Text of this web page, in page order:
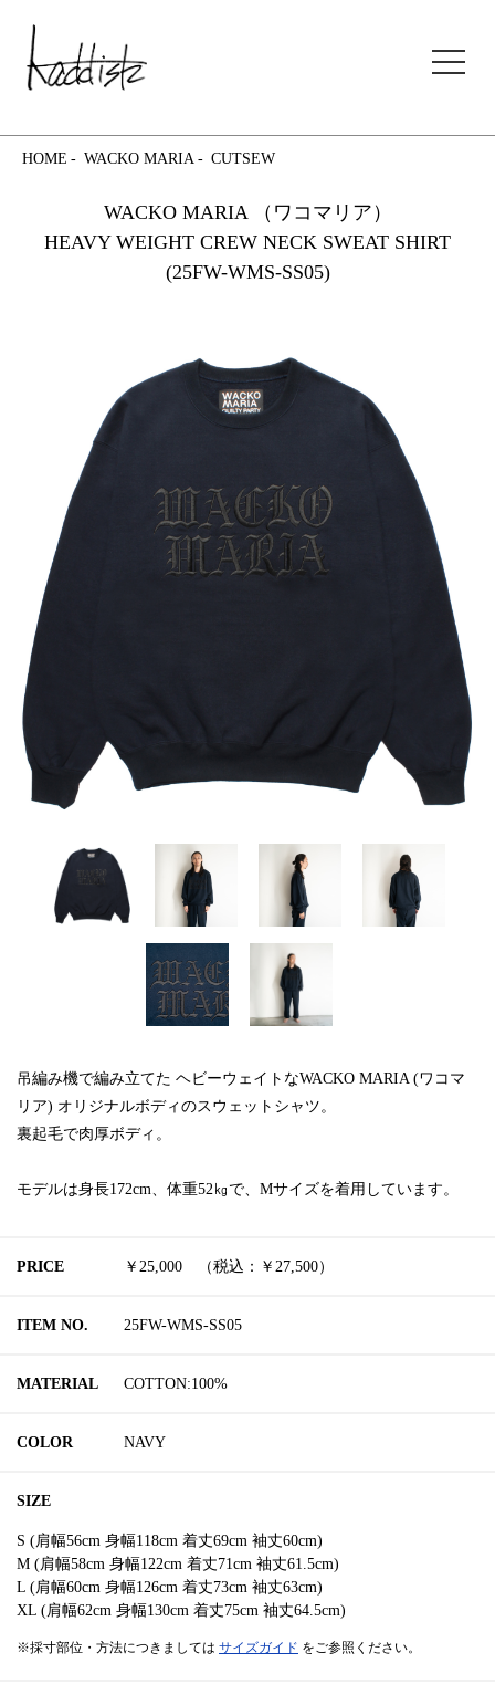
kaddish development store
HOME WACKO MARIA CUTSEW
WACKO MARIA （ワコマリア）
HEAVY WEIGHT CREW NECK SWEAT SHIRT
(25FW-WMS-SS05)
吊編み機で編み立てた ヘビーウェイトなWACKO MARIA (ワコマ
リア) オリジナルボディのスウェットシャツ。
裏起毛で肉厚ボディ。
モデルは身長172cm、体重52㎏で、Mサイズを着用しています。
PRICE ￥25,000 （税込：￥27,500）
ITEM NO. 25FW-WMS-SS05
MATERIAL COTTON:100%
COLOR NAVY
SIZE
S (肩幅56cm 身幅118cm 着丈69cm 袖丈60cm)
M (肩幅58cm 身幅122cm 着丈71cm 袖丈61.5cm)
L (肩幅60cm 身幅126cm 着丈73cm 袖丈63cm)
XL (肩幅62cm 身幅130cm 着丈75cm 袖丈64.5cm)
※採寸部位・方法につきましては サイズガイド をご参照ください。